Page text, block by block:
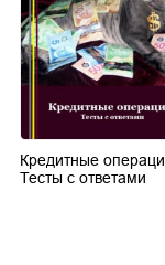
Кредитные
Тесты с ответами